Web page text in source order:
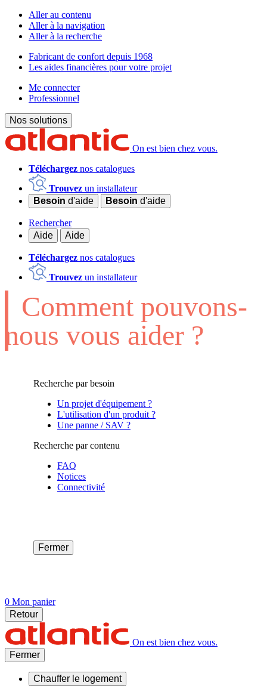
Aller au contenu
Aller à la navigation
Aller à la recherche
Fabricant de confort depuis 1968
Les aides financières pour votre projet
Me connecter
Professionnel
Nos solutions
On est bien chez vous.
Téléchargez nos catalogues
Trouvez un installateur
Besoin d'aide Besoin d'aide
Rechercher
Aide
Aide
Téléchargez nos catalogues
Trouvez un installateur
Comment pouvons-
nous vous aider ?
Recherche par besoin
Un projet d'équipement ?
L'utilisation d'un produit ?
Une panne / SAV ?
Recherche par contenu
FAQ
Notices
Connectivité
Fermer
0 Mon panier
Retour
On est bien chez vous.
Fermer
Chauffer le logement